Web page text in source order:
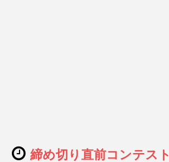
締め切り直前コンテスト